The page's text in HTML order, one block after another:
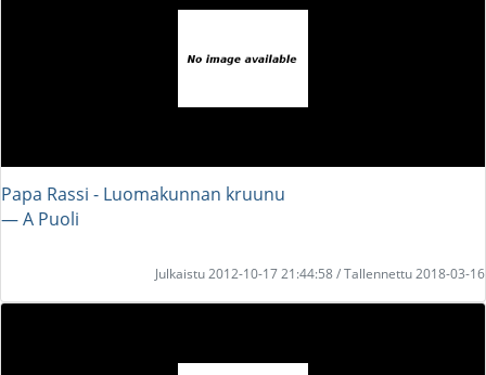
Papa Rassi - Luomakunnan kruunu
― A Puoli
Julkaistu 2012-10-17 21:44:58 / Tallennettu 2018-03-16